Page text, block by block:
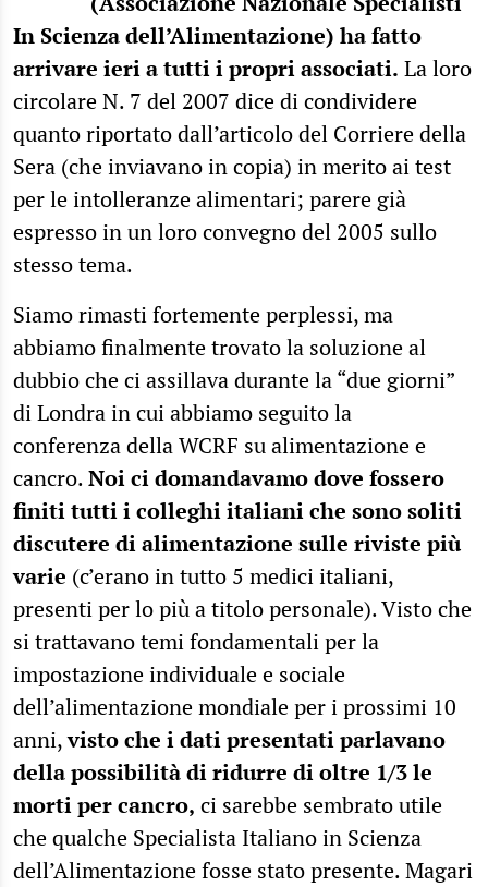
In Scienza dell’Alimentazione) ha fatto
arrivare ieri a tutti i propri associati. La loro
circolare N. 7 del 2007 dice di condividere
quanto riportato dall’articolo del Corriere della
Sera (che inviavano in copia) in merito ai test
per le intolleranze alimentari; parere già
espresso in un loro convegno del 2005 sullo
stesso tema.
Siamo rimasti fortemente perplessi, ma
abbiamo finalmente trovato la soluzione al
dubbio che ci assillava durante la “due giorni”
di Londra in cui abbiamo seguito la
conferenza della WCRF su alimentazione e
cancro.Noi ci domandavamo dove fossero
finiti tutti i colleghi italiani che sono soliti
discutere di alimentazione sulle riviste più
varie (c’erano in tutto 5 medici italiani,
presenti per lo più a titolo personale). Visto che
si trattavano temi fondamentali per la
impostazione individuale e sociale
dell’alimentazione mondiale per i prossimi 10
anni,visto che i dati presentati parlavano
della possibilità di ridurre di oltre 1/3 le
morti per cancro, ci sarebbe sembrato utile
che qualche Specialista Italiano in Scienza
dell’Alimentazione fosse stato presente. Magari